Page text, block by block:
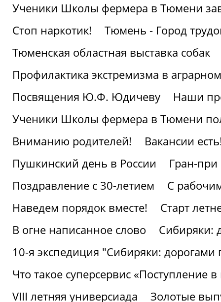
Ученики Школы фермера в Тюмени
Стоп наркотик!
Тюмень - Город
Тюменская областная выставка собак
Профилактика экстремизма в аграрном
Посвящения Ю.Ф. Юдичеву
Наши
Ученики Школы фермера в Тюмени
Вниманию родителей!
Вакансии
Пушкинский день в России
Гран-
Поздравление с 30-летием
С
Наведем порядок вместе!
Старт
В огне написанное слово
Сибиряки:
10-я экспедиция "Сибиряки: дорогами
Что такое суперсервис «Поступление
VIII летняя универсиада
Золотые